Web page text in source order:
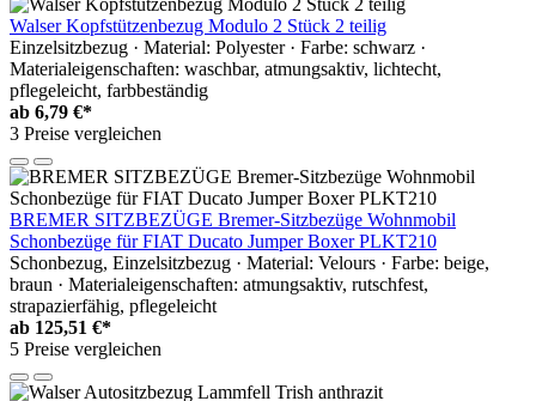
Walser Kopfstützenbezug Modulo 2 Stück 2 teilig
Einzelsitzbezug · Material: Polyester · Farbe: schwarz ·
Materialeigenschaften: waschbar, atmungsaktiv, lichtecht,
pflegeleicht, farbbeständig
ab 6,79 €*
3 Preise vergleichen
BREMER SITZBEZÜGE Bremer-Sitzbezüge Wohnmobil
Schonbezüge für FIAT Ducato Jumper Boxer PLKT210
Schonbezug, Einzelsitzbezug · Material: Velours · Farbe: beige,
braun · Materialeigenschaften: atmungsaktiv, rutschfest,
strapazierfähig, pflegeleicht
ab 125,51 €*
5 Preise vergleichen